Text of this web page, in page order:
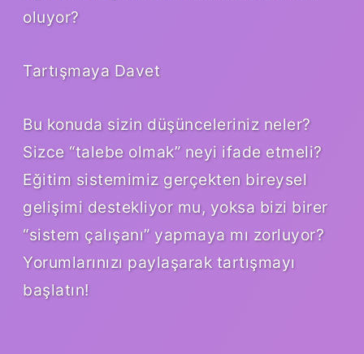
oluyor?
Tartışmaya Davet
Bu konuda sizin düşünceleriniz neler?
Sizce “talebe olmak” neyi ifade etmeli?
Eğitim sistemimiz gerçekten bireysel
gelişimi destekliyor mu, yoksa bizi birer
“sistem çalışanı” yapmaya mı zorluyor?
Yorumlarınızı paylaşarak tartışmayı
başlatın!